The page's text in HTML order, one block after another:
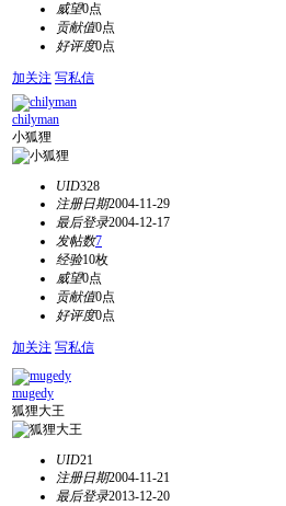
威望0点
贡献值0点
好评度0点
加关注 写私信
chilyman
小狐狸
UID328
注册日期2004-11-29
最后登录2004-12-17
发帖数7
经验10枚
威望0点
贡献值0点
好评度0点
加关注 写私信
mugedy
狐狸大王
UID21
注册日期2004-11-21
最后登录2013-12-20